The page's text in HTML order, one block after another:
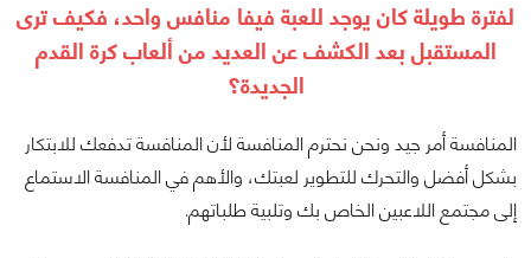
لفترة طويلة كان يوجد للعبة فيفا منافس واحد، فكيف ترى
المستقبل بعد الكشف عن العديد من ألعاب كرة القدم
الجديدة؟
المنافسة أمر جيد ونحن نحترم المنافسة لأن المنافسة تدفعك للابتكار
بشكل أفضل والتحرك للتطوير لعبتك، والأهم في المنافسة الاستماع
إلى مجتمع اللاعبين الخاص بك وتلبية طلباتهم.